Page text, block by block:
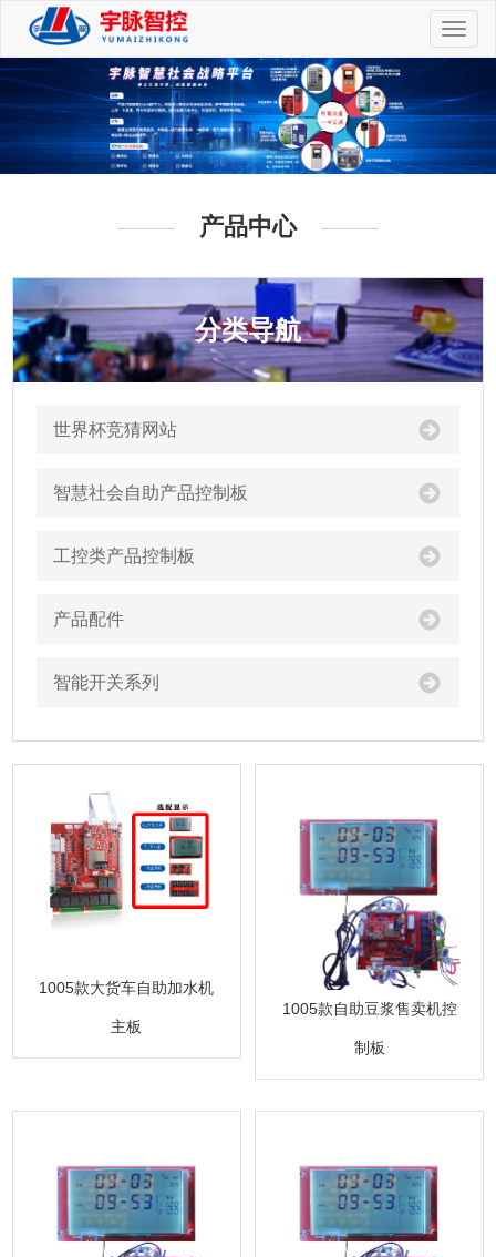
切
换
航
产品中心
分类导航
世界杯竞猜网站
智慧社会自助产品控制板
工控类产品控制板
产品配件
智能开关系列
1005款大货车自助加水机
主板
1005款自助豆浆售卖机控
制板